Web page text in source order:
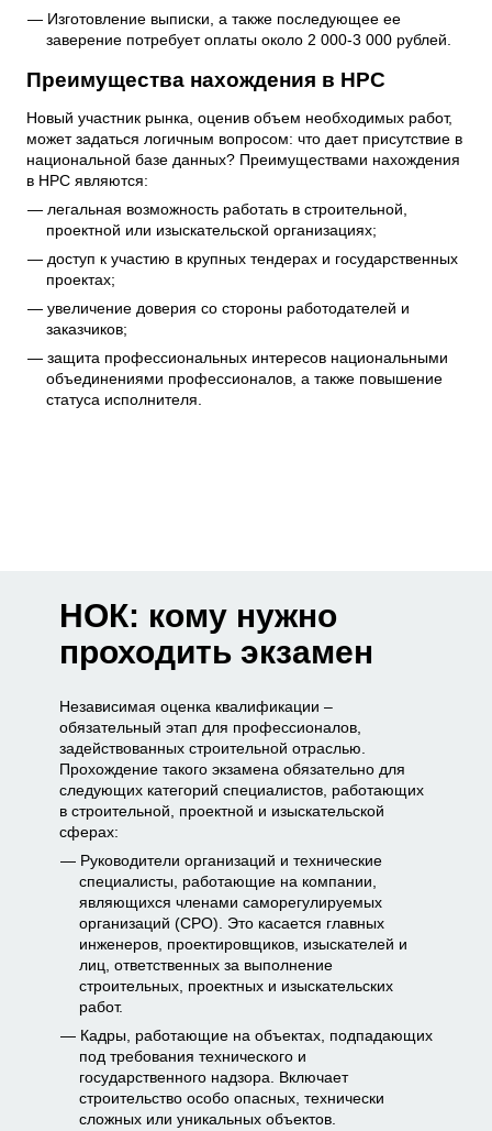
Изготовление выписки, а также последующее ее
заверение потребует оплаты около 2 000-3 000 рублей.
Преимущества нахождения в НРС
Новый участник рынка, оценив объем необходимых работ,
может задаться логичным вопросом: что дает присутствие в
национальной базе данных? Преимуществами нахождения
в НРС являются:
легальная возможность работать в строительной,
проектной или изыскательской организациях;
доступ к участию в крупных тендерах и государственных
проектах;
увеличение доверия со стороны работодателей и
заказчиков;
защита профессиональных интересов национальными
объединениями профессионалов, а также повышение
статуса исполнителя.
НОК: кому нужно
проходить экзамен
Независимая оценка квалификации –
обязательный этап для профессионалов,
задействованных строительной отраслью.
Прохождение такого экзамена обязательно для
следующих категорий специалистов, работающих
в строительной, проектной и изыскательской
сферах:
Руководители организаций и технические
специалисты, работающие на компании,
являющихся членами саморегулируемых
организаций (СРО). Это касается главных
инженеров, проектировщиков, изыскателей и
лиц, ответственных за выполнение
строительных, проектных и изыскательских
работ.
Кадры, работающие на объектах, подпадающих
под требования технического и
государственного надзора. Включает
строительство особо опасных, технически
сложных или уникальных объектов.